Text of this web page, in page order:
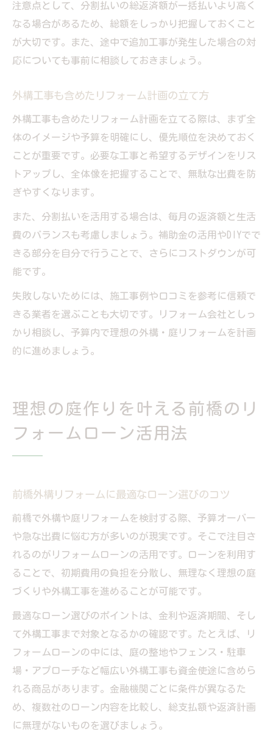
注意点として、分割払いの総返済額が一括払いより高く
なる場合があるため、総額をしっかり把握しておくこと
が大切です。また、途中で追加工事が発生した場合の対
応についても事前に相談しておきましょう。
外構工事も含めたリフォーム計画の立て方
外構工事も含めたリフォーム計画を立てる際は、まず全
体のイメージや予算を明確にし、優先順位を決めておく
ことが重要です。必要な工事と希望するデザインをリス
トアップし、全体像を把握することで、無駄な出費を防
ぎやすくなります。
また、分割払いを活用する場合は、毎月の返済額と生活
費のバランスも考慮しましょう。補助金の活用やDIYでで
きる部分を自分で行うことで、さらにコストダウンが可
能です。
失敗しないためには、施工事例や口コミを参考に信頼で
きる業者を選ぶことも大切です。リフォーム会社としっ
かり相談し、予算内で理想の外構・庭リフォームを計画
的に進めましょう。
理想の庭作りを叶える前橋のリ
フォームローン活用法
前橋外構リフォームに最適なローン選びのコツ
前橋で外構や庭リフォームを検討する際、予算オーバー
や急な出費に悩む方が多いのが現実です。そこで注目さ
れるのがリフォームローンの活用です。ローンを利用す
ることで、初期費用の負担を分散し、無理なく理想の庭
づくりや外構工事を進めることが可能です。
最適なローン選びのポイントは、金利や返済期間、そし
て外構工事まで対象となるかの確認です。たとえば、リ
フォームローンの中には、庭の整地やフェンス・駐車
場・アプローチなど幅広い外構工事も資金使途に含めら
れる商品があります。金融機関ごとに条件が異なるた
め、複数社のローン内容を比較し、総支払額や返済計画
に無理がないものを選びましょう。